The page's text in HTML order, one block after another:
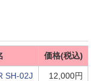
価格(税込)
SH-02J 12,000円